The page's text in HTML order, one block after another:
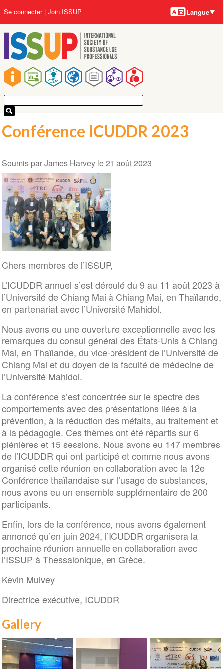
au
contenu
principal
Main
navigation
User
account
menu
Se connecter Join ISSUP Langues
Langue
Conférence ICUDDR 2023
Soumis parJames Harveyle21 août 2023
Chers membres de l’ISSUP,
L’ICUDDR annuel s’est déroulé du 9 au 11 août 2023 à
l’Université de Chiang Mai à Chiang Mai, en Thaïlande,
en partenariat avec l’Université Mahidol.
Nous avons eu une ouverture exceptionnelle avec les
remarques du consul général des États-Unis à Chiang
Mai, en Thaïlande, du vice-président de l’Université de
Chiang Mai et du doyen de la faculté de médecine de
l’Université Mahidol.
La conférence s’est concentrée sur le spectre des
comportements avec des présentations liées à la
prévention, à la réduction des méfaits, au traitement et
à la pédagogie. Ces thèmes ont été répartis sur 6
plénières et 15 sessions. Nous avons eu 147 membres
de l’ICUDDR qui ont participé et comme nous avons
organisé cette réunion en collaboration avec la 12e
Conférence thaïlandaise sur l’usage de substances,
nous avons eu un ensemble supplémentaire de 200
participants.
Enfin, lors de la conférence, nous avons également
annoncé qu’en juin 2024, l’ICUDDR organisera la
prochaine réunion annuelle en collaboration avec
l’ISSUP à Thessalonique, en Grèce.
Kevin Mulvey
Directrice exécutive, ICUDDR
Gallery